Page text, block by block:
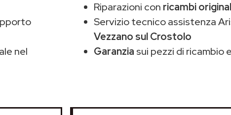
nel
Riparazioni con ricambi
Servizio tecnico assistenza
Vezzano sul Crostolo
Garanzia sui pezzi di ricambio